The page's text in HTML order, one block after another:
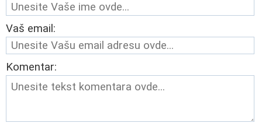
Vaš email:
Komentar: